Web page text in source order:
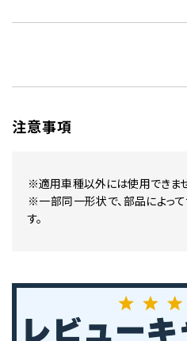
注意事項
※適用車種以外には使用できませ
※一部同一形状で、部品によっ
す。